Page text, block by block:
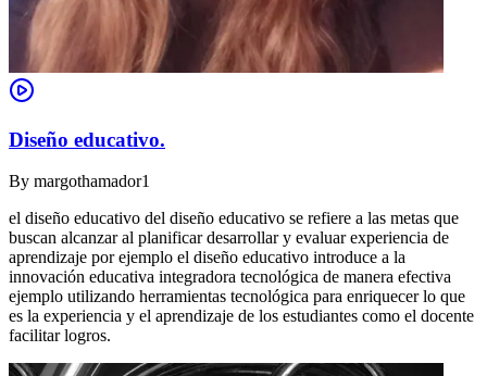
Diseño educativo.
By margothamador1
el diseño educativo del diseño educativo se refiere a las metas que
buscan alcanzar al planificar desarrollar y evaluar experiencia de
aprendizaje por ejemplo el diseño educativo introduce a la
innovación educativa integradora tecnológica de manera efectiva
ejemplo utilizando herramientas tecnológica para enriquecer lo que
es la experiencia y el aprendizaje de los estudiantes como el docente
facilitar logros.